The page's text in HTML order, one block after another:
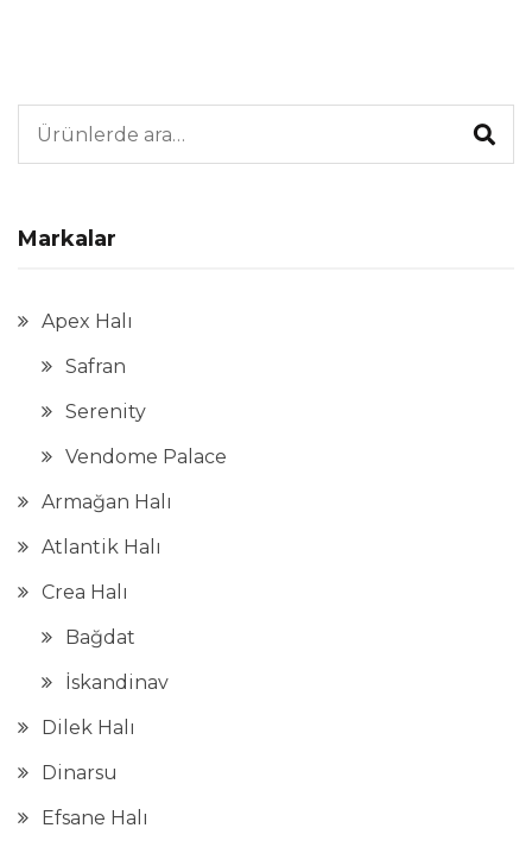
Ara:
Markalar
Apex Halı
Safran
Serenity
Vendome Palace
Armağan Halı
Atlantik Halı
Crea Halı
Bağdat
İskandinav
Dilek Halı
Dinarsu
Efsane Halı